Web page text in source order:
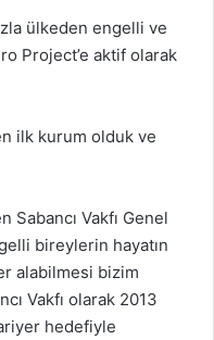
ülkeden engelli ve
Project’e aktif olarak
ilk kurum olduk ve
Sabancı Vakfı Genel
bireylerin hayatın
alabilmesi bizim
Vakfı olarak 2013
hedefiyle